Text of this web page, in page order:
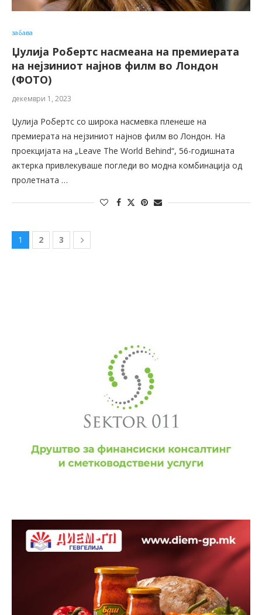
забава
Џулија Робертс насмеана на премиерата
на нејзиниот најнов филм во Лондон
(ФОТО)
декември 1, 2023
Џулија Робертс со широка насмевка пленеше на
премиерата на нејзиниот најнов филм во Лондон. На
проекцијата на „Leave The World Behind“, 56-годишната
актерка привлекуваше погледи во модна комбинација од
пролетната …
1 2 3